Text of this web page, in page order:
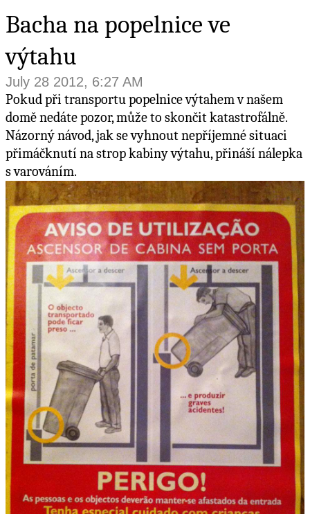
Bacha na popelnice ve
výtahu
July 28 2012, 6:27 AM
Pokud při transportu popelnice výtahem v našem
domě nedáte pozor, může to skončit katastrofálně.
Názorný návod, jak se vyhnout nepříjemné situaci
přimáčknutí na strop kabiny výtahu, přináší nálepka
s varováním.